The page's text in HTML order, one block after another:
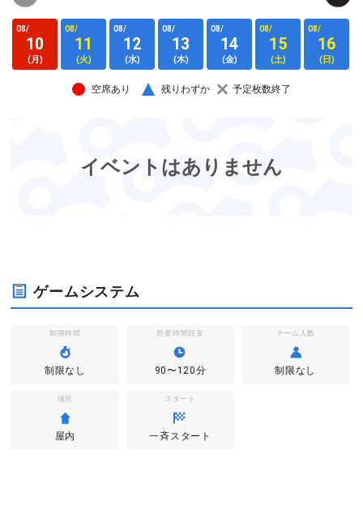
08/
10
(月)
08/
11
(火)
08/
12
(水)
08/
13
(木)
08/
14
(金)
08/
15
(土)
08/
16
(日)
空席あり 残りわずか 予定枚数終了
イベントはありません
ゲームシステム
制限時間
制限なし
所要時間目安
90〜120分
チーム人数
制限なし
場所
屋内
スタート
一斉スタート